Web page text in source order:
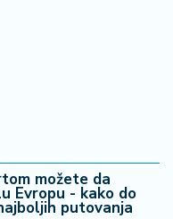
možete da
Evropu - kako do
putovanja